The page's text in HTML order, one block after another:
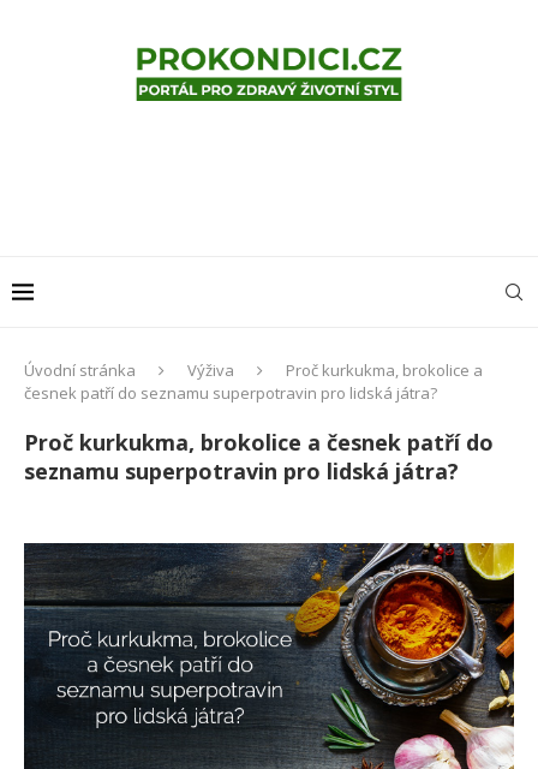
Úvodní stránka Výživa
Proč kurkukma, brokolice a
česnek patří do seznamu superpotravin pro lidská játra?
Proč kurkukma, brokolice a česnek patří do
seznamu superpotravin pro lidská játra?